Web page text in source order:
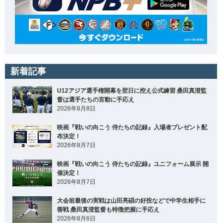
新着記事
U12アジア選手権開幕を翌日に控え公式練習 桑田真澄監
督は選手たちの言動に手応え
2026年8月8日
映画『戦いの向こう 侍たちの記録』入場者プレゼント配
布決定！
2026年8月7日
映画『戦いの向こう 侍たちの記録』ユニフォーム展示 開
催決定！
2026年8月7日
大会前最後の実戦は山田亮碩の好投などで中学生相手に
善戦 桑田真澄監督も特徴把握に手応え
2026年8月6日